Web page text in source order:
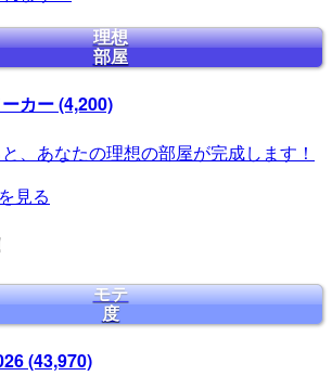
理想
部屋
カー(4,200)
、あなたの理想の部屋が完成します！
見る
モテ
度
(43,970)